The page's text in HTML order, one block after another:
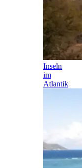
Inseln
im
Atlantik